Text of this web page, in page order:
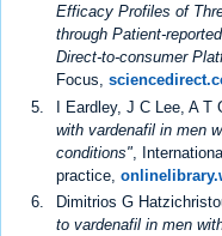
Efficacy Profiles of
through Patient-
Direct-to-consumer
Focus,
I Eardley, J C Lee, A T
with vardenafil in men
conditions" ,
practice,
Dimitrios G
to vardenafil in men